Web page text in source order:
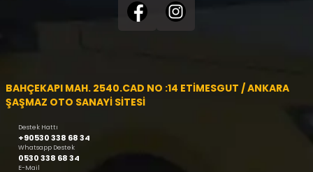
BAHÇEKAPI MAH. 2540.CAD NO :14 ETİMESGUT / ANKARA
ŞAŞMAZ OTO SANAYİ SİTESİ
Destek Hattı
+90530 338 68 34
Whatsapp Destek
0530 338 68 34
E-Mail